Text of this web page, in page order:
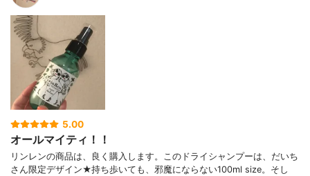
5.00
オールマイティ！！
リンレンの商品は、良く購入します。このドライシャンプーは、だいち
さん限定デザイン★持ち歩いても、邪魔にならない100ml size。そし